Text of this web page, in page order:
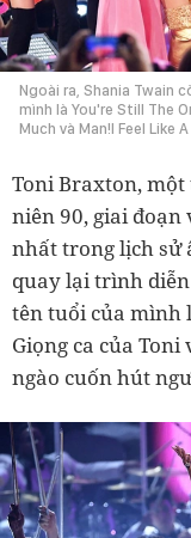
Ngoài ra, Shania Twain
mình là You're Still The
Much và Man!I Feel Like
Toni Braxton,
niên 90, giai đoạn
nhất trong lịch sử
quay lại trình
tên tuổi của mình
Giọng ca của
ngào cuốn hút